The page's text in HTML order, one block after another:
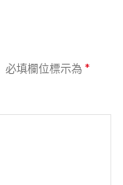
必填欄位標示為 *